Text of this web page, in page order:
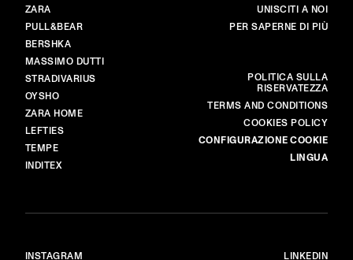
BRAND
ZARA
PULL&BEAR
BERSHKA
MASSIMO DUTTI
STRADIVARIUS
OYSHO
ZARA HOME
LEFTIES
TEMPE
INDITEX
PRINCIPALE
UNISCITI A NOI
PER SAPERNE DI PIÙ
POLITICA SULLA
RISERVATEZZA
TERMS AND CONDITIONS
COOKIES POLICY
CONFIGURAZIONE COOKIE
LINGUA
INSTAGRAM LINKEDIN